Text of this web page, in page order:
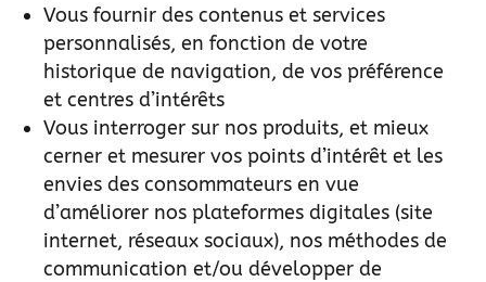
Vous fournir des contenus et services
personnalisés, en fonction de votre
historique de navigation, de vos préférence
et centres d’intérêts
Vous interroger sur nos produits, et mieux
cerner et mesurer vos points d’intérêt et les
envies des consommateurs en vue
d’améliorer nos plateformes digitales (site
internet, réseaux sociaux), nos méthodes de
communication et/ou développer de